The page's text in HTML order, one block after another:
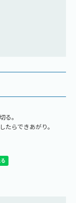
る。
らできあがり。